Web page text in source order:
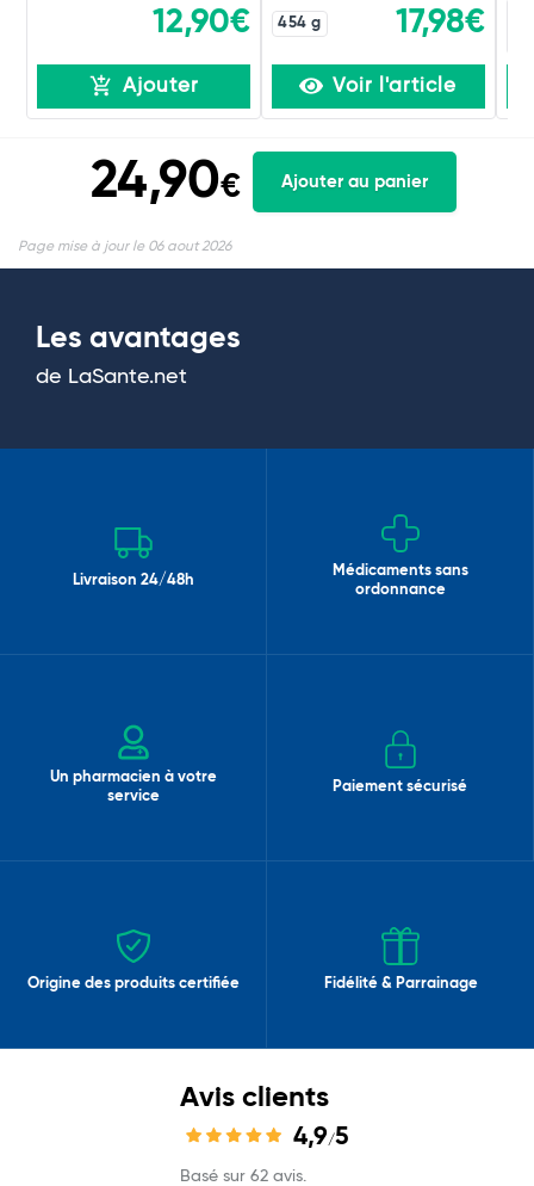
12,90€
Ajouter
454 g 17,98€
Voir l'article
24,90€ Ajouter au panier
Page mise à jour le 06 aout 2026
Les avantages
de LaSante.net
Livraison 24/48h
Médicaments sans
ordonnance
Un pharmacien à votre
service
Paiement sécurisé
Origine des produits certifiée Fidélité & Parrainage
Avis clients
4,9/5
Basé sur 62 avis.